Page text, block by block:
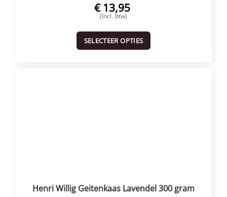
€ 13,95
(Incl. btw)
SELECTEER OPTIES
Henri Willig Geitenkaas Lavendel 300 gram